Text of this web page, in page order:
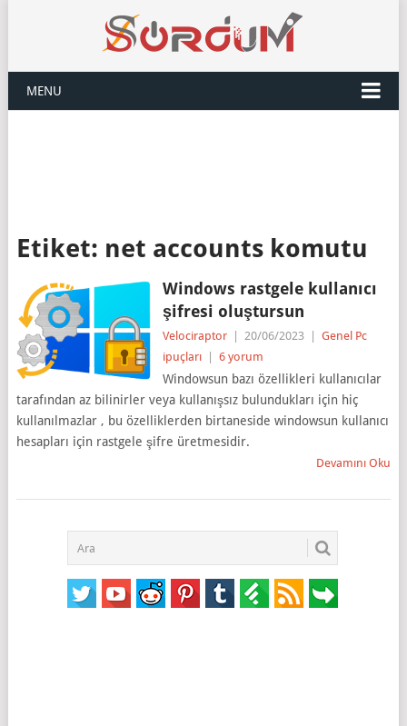
MENU
Etiket: net accounts komutu
Windows rastgele kullanıcı
şifresi oluştursun
Velociraptor 20/06/2023
Genel Pc
ipuçları
6 yorum
Windowsun bazı özellikleri kullanıcılar
tarafından az bilinirler veya kullanışsız bulundukları için hiç
kullanılmazlar , bu özelliklerden birtaneside windowsun kullanıcı
hesapları için rastgele şifre üretmesidir.
Devamını Oku